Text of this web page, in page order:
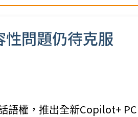
問題仍待克服
語權，推出全新Copilot+ PC